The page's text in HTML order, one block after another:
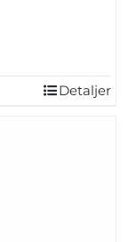
Detaljer